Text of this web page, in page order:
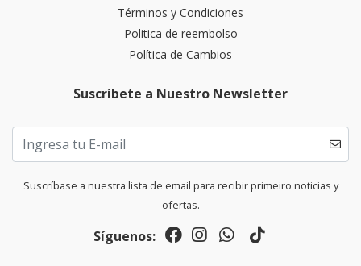
Términos y Condiciones
Politica de reembolso
Política de Cambios
Suscríbete a Nuestro Newsletter
Suscríbase a nuestra lista de email para recibir primeiro noticias y
ofertas.
Síguenos: